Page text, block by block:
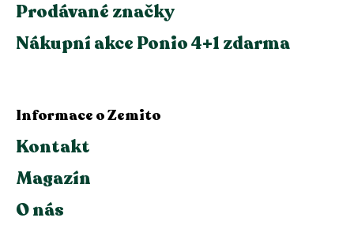
Prodávané značky
Nákupní akce Ponio 4+1 zdarma
Informace o Zemito
Kontakt
Magazín
O nás